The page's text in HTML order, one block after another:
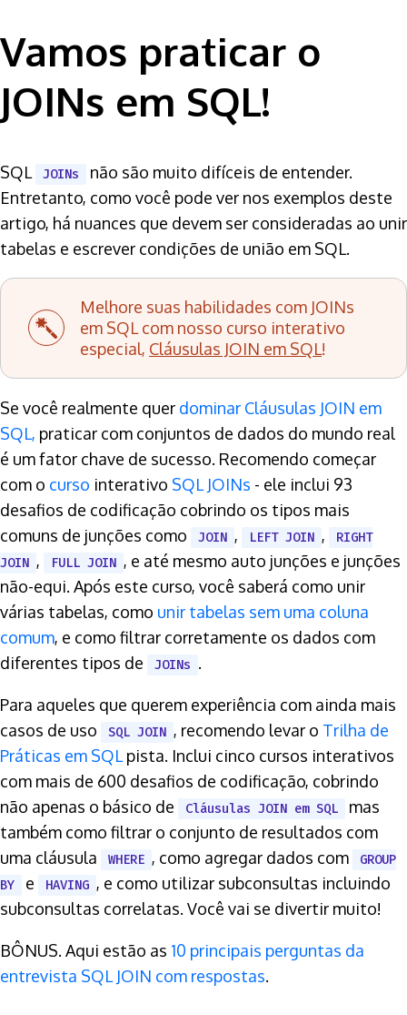
Vamos praticar o
JOINs em SQL!
SQL JOINs
não são muito difíceis de entender.
Entretanto, como você pode ver nos exemplos deste
artigo, há nuances que devem ser consideradas ao unir
tabelas e escrever condições de união em SQL.
Melhore suas habilidades com JOINs
em SQL com nosso curso interativo
especial, Cláusulas JOIN em SQL!
Se você realmente quer dominar Cláusulas JOIN em
SQL, praticar com conjuntos de dados do mundo real
é um fator chave de sucesso. Recomendo começar
com o curso interativo SQL JOINs - ele inclui 93
desafios de codificação cobrindo os tipos mais
comuns de junções como
JOIN , LEFT JOIN ,
RIGHT
JOIN , FULL JOIN , e até mesmo auto junções e junções
não-equi. Após este curso, você saberá como unir
várias tabelas, como unir tabelas sem uma coluna
comum, e como filtrar corretamente os dados com
diferentes tipos de
JOINs .
Para aqueles que querem experiência com ainda mais
casos de uso
SQL JOIN , recomendo levar o Trilha de
Práticas em SQL pista. Inclui cinco cursos interativos
com mais de 600 desafios de codificação, cobrindo
não apenas o básico de
Cláusulas JOIN em SQL
mas
também como filtrar o conjunto de resultados com
uma cláusula
WHERE , como agregar dados com
GROUP
BY
e HAVING , e como utilizar subconsultas incluindo
subconsultas correlatas. Você vai se divertir muito!
BÔNUS. Aqui estão as 10 principais perguntas da
entrevista SQL JOIN com respostas.